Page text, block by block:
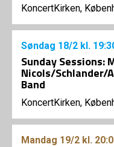
KoncertKirken,
Søndag 18/2 kl.
Sunday Sessions:
Nicols/Schlander/
Band
KoncertKirken,
Mandag 19/2 kl.